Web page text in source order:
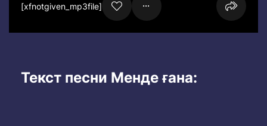
[xfnotgiven_mp3file]
Текст песни Менде ғана: